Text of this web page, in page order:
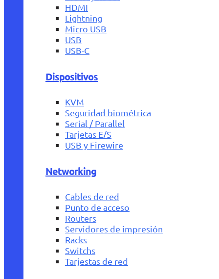
HDMI
Lightning
Micro USB
USB
USB-C
Dispositivos
KVM
Seguridad biométrica
Serial / Parallel
Tarjetas E/S
USB y Firewire
Networking
Cables de red
Punto de acceso
Routers
Servidores de impresión
Racks
Switchs
Tarjestas de red